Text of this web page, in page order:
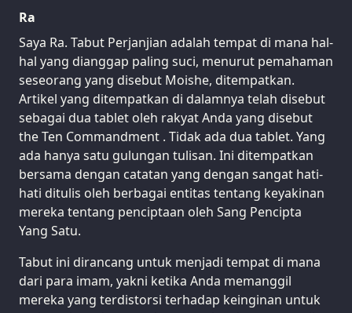
Ra
Saya Ra. Tabut Perjanjian adalah tempat di mana hal-
hal yang dianggap paling suci, menurut pemahaman
seseorang yang disebut Moishe, ditempatkan.
Artikel yang ditempatkan di dalamnya telah disebut
sebagai dua tablet oleh rakyat Anda yang disebut
the Ten Commandment . Tidak ada dua tablet. Yang
ada hanya satu gulungan tulisan. Ini ditempatkan
bersama dengan catatan yang dengan sangat hati-
hati ditulis oleh berbagai entitas tentang keyakinan
mereka tentang penciptaan oleh Sang Pencipta
Yang Satu.
Tabut ini dirancang untuk menjadi tempat di mana
dari para imam, yakni ketika Anda memanggil
mereka yang terdistorsi terhadap keinginan untuk